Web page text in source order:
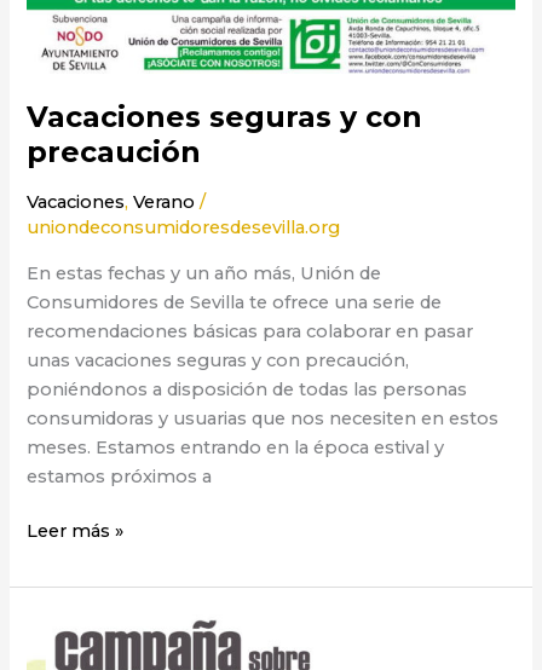
Vacaciones seguras y con
precaución
Vacaciones,Verano /
uniondeconsumidoresdesevilla.org
En estas fechas y un año más, Unión de
Consumidores de Sevilla te ofrece una serie de
recomendaciones básicas para colaborar en pasar
unas vacaciones seguras y con precaución,
poniéndonos a disposición de todas las personas
consumidoras y usuarias que nos necesiten en estos
meses. Estamos entrando en la época estival y
estamos próximos a
Leer más »
CAMPAÑA
DE